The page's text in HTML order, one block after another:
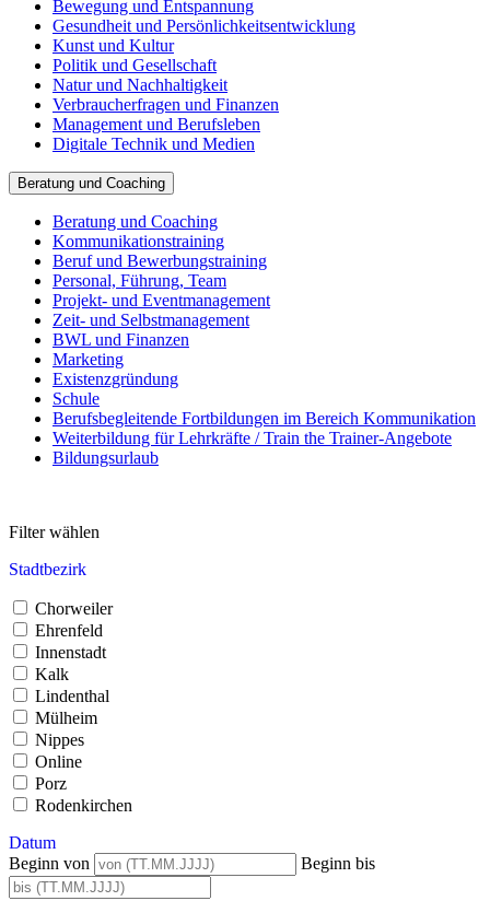
Bewegung und Entspannung
Gesundheit und Persönlichkeitsentwicklung
Kunst und Kultur
Politik und Gesellschaft
Natur und Nachhaltigkeit
Verbraucherfragen und Finanzen
Management und Berufsleben
Digitale Technik und Medien
Beratung und Coaching
Beratung und Coaching
Kommunikationstraining
Beruf und Bewerbungstraining
Personal, Führung, Team
Projekt- und Eventmanagement
Zeit- und Selbstmanagement
BWL und Finanzen
Marketing
Existenzgründung
Schule
Berufsbegleitende Fortbildungen im Bereich Kommunikation
Weiterbildung für Lehrkräfte / Train the Trainer-Angebote
Bildungsurlaub
Filter wählen
Stadtbezirk
Chorweiler
Ehrenfeld
Innenstadt
Kalk
Lindenthal
Mülheim
Nippes
Online
Porz
Rodenkirchen
Datum
Beginn von
Beginn bis